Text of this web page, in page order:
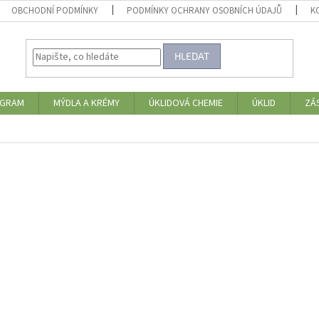
OBCHODNÍ PODMÍNKY PODMÍNKY OCHRANY OSOBNÍCH ÚDAJŮ
HLEDAT
MÝDLA A KRÉMY ÚKLIDOVÁ CHEMIE ÚKLID